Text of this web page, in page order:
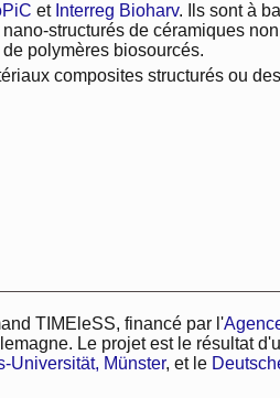
et Interreg Bioharv. Ils sont à
structurés de céramiques
polymères biosourcés.
composites structurés ou
TIMEleSS, financé par l'
Le projet est le résultat
Universität, Münster, et le